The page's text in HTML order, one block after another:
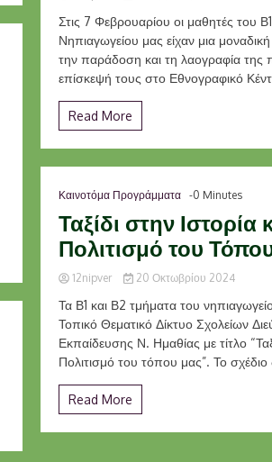
Στις 7 Φεβρουαρίου οι μαθητές του
Νηπιαγωγείου μας είχαν μια
την παράδοση και τη λαογραφία της
επίσκεψή τους στο Εθνογραφικό
Read More
Καινοτόμα Προγράμματα -0 Minutes
Ταξίδι στην Ιστορία
Πολιτισμό του
12nipver 20 Οκτωβρίου 2024
Τα Β1 και Β2 τμήματα του
Τοπικό Θεματικό Δίκτυο Σχολείων
Εκπαίδευσης Ν. Ημαθίας με τίτλο
Πολιτισμό του τόπου μας”. Το
Read More